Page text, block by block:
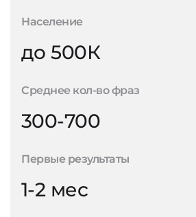
Население
до 500К
Среднее кол-во фраз
300-700
Первые результаты
1-2 мес